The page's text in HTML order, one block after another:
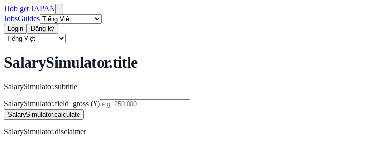
JJob get JAPAN
JobsGuides
Login Đăng ký
SalarySimulator.title
SalarySimulator.subtitle
SalarySimulator.field_gross (¥)
SalarySimulator.calculate
SalarySimulator.disclaimer